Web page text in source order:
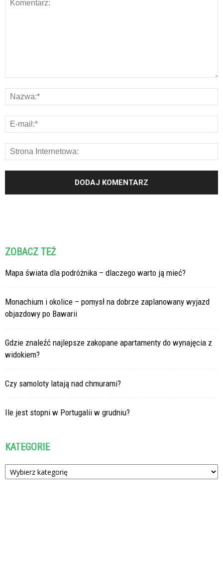
ZOBACZ TEŻ
Mapa świata dla podróżnika – dlaczego warto ją mieć?
Monachium i okolice – pomysł na dobrze zaplanowany wyjazd
objazdowy po Bawarii
Gdzie znaleźć najlepsze zakopane apartamenty do wynajęcia z
widokiem?
Czy samoloty latają nad chmurami?
Ile jest stopni w Portugalii w grudniu?
KATEGORIE
Kategorie